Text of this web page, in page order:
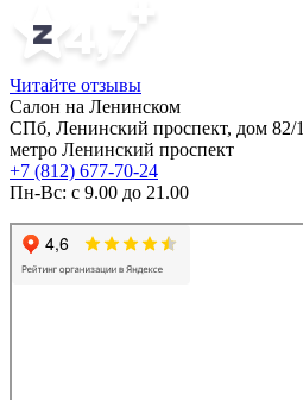
Читайте отзывы
Салон на Ленинском
СПб, Ленинский проспект, дом 82/1
метро Ленинский проспект
+7 (812) 677-70-24
Пн-Вс: с 9.00 до 21.00